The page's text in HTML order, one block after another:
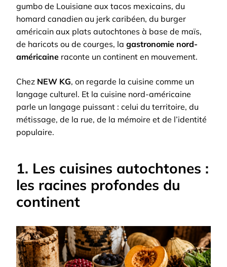
gumbo de Louisiane aux tacos mexicains, du
homard canadien au jerk caribéen, du burger
américain aux plats autochtones à base de maïs,
de haricots ou de courges, la gastronomie nord-
américaine raconte un continent en mouvement.
Chez NEW KG, on regarde la cuisine comme un
langage culturel. Et la cuisine nord-américaine
parle un langage puissant : celui du territoire, du
métissage, de la rue, de la mémoire et de l’identité
populaire.
1. Les cuisines autochtones :
les racines profondes du
continent